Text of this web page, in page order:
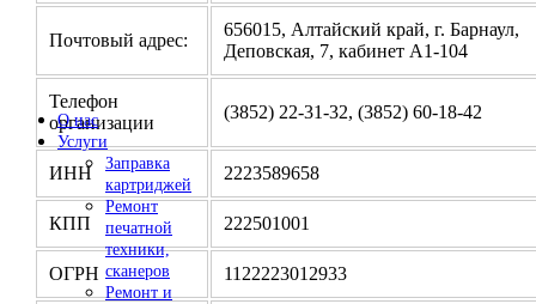
О нас
Услуги
Заправка
картриджей
Ремонт
печатной
техники,
сканеров
Ремонт и
Почтовый адрес:
656015, Алтайский край, г. Барнаул,
Деповская, 7, кабинет А1-104
Телефон
организации
(3852) 22-31-32, (3852) 60-18-42
ИНН 2223589658
КПП 222501001
ОГРН 1122223012933